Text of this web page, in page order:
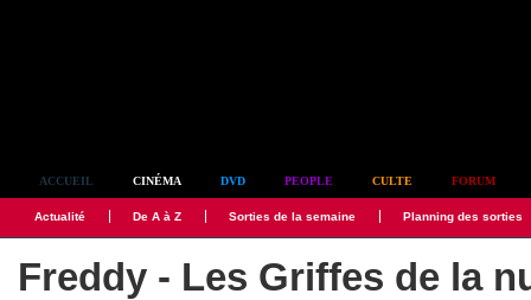
ACCUEIL CINÉMA DVD PEOPLE CULTE FORUM
Actualité De A à Z Sorties de la semaine Planning des sorties
Freddy - Les Griffes de la